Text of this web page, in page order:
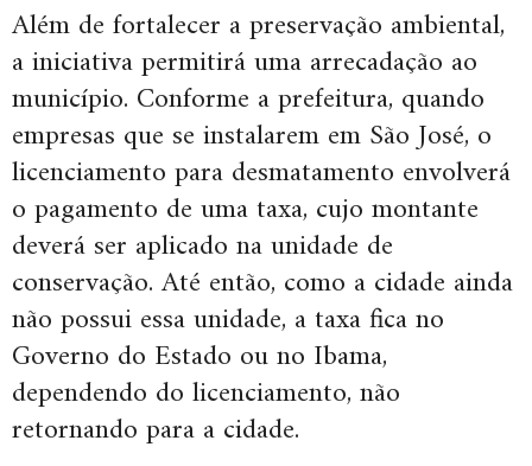
Além de fortalecer a preservação ambiental,
a iniciativa permitirá uma arrecadação ao
município. Conforme a prefeitura, quando
empresas que se instalarem em São José, o
licenciamento para desmatamento envolverá
o pagamento de uma taxa, cujo montante
deverá ser aplicado na unidade de
conservação. Até então, como a cidade ainda
não possui essa unidade, a taxa fica no
Governo do Estado ou no Ibama,
dependendo do licenciamento, não
retornando para a cidade.